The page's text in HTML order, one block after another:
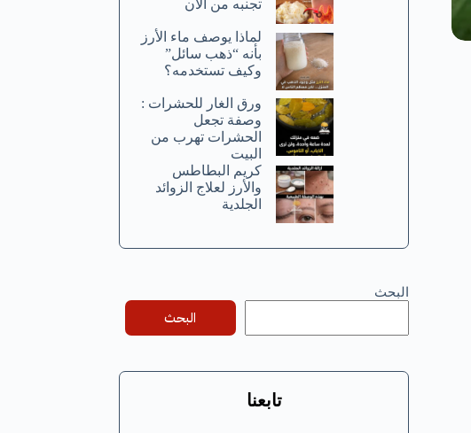
تجنبه من الأن
لماذا يوصف ماء الأرز
بأنه “ذهب سائل”
وكيف تستخدمه؟
ورق الغار للحشرات :
وصفة تجعل
الحشرات تهرب من
البيت
كريم البطاطس
والأرز لعلاج الزوائد
الجلدية
البحث
البحث
تابعنا